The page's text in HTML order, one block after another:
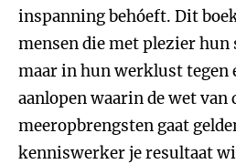
inspanning behóeft. Dit
mensen die met plezier hun
maar in hun werklust tegen
aanlopen waarin de wet van
meeropbrengsten gaat
kenniswerker je resultaat